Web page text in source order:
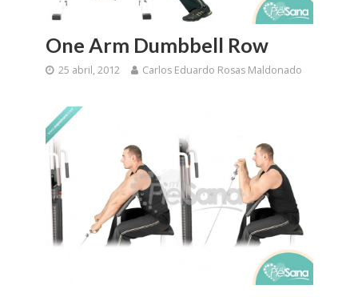
One Arm Dumbbell Row
25 abril, 2012 Carlos Eduardo Rosas Maldonado